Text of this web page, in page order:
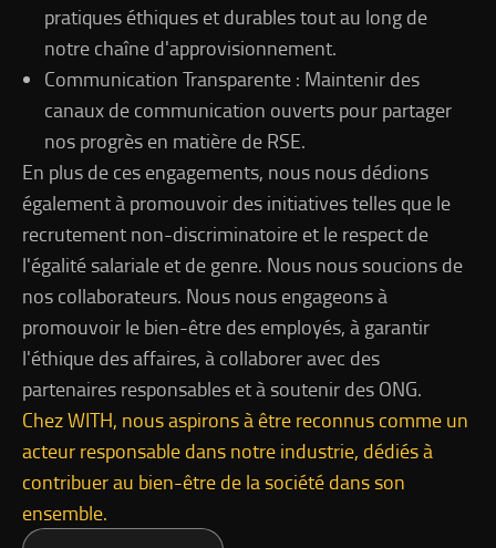
pratiques éthiques et durables tout au long de
notre chaîne d'approvisionnement.
Communication Transparente : Maintenir des
canaux de communication ouverts pour partager
nos progrès en matière de RSE.
En plus de ces engagements, nous nous dédions
également à promouvoir des initiatives telles que le
recrutement non-discriminatoire et le respect de
l'égalité salariale et de genre. Nous nous soucions de
nos collaborateurs. Nous nous engageons à
promouvoir le bien-être des employés, à garantir
l'éthique des affaires, à collaborer avec des
partenaires responsables et à soutenir des ONG.
Chez WITH, nous aspirons à être reconnus comme un
acteur responsable dans notre industrie, dédiés à
contribuer au bien-être de la société dans son
ensemble.